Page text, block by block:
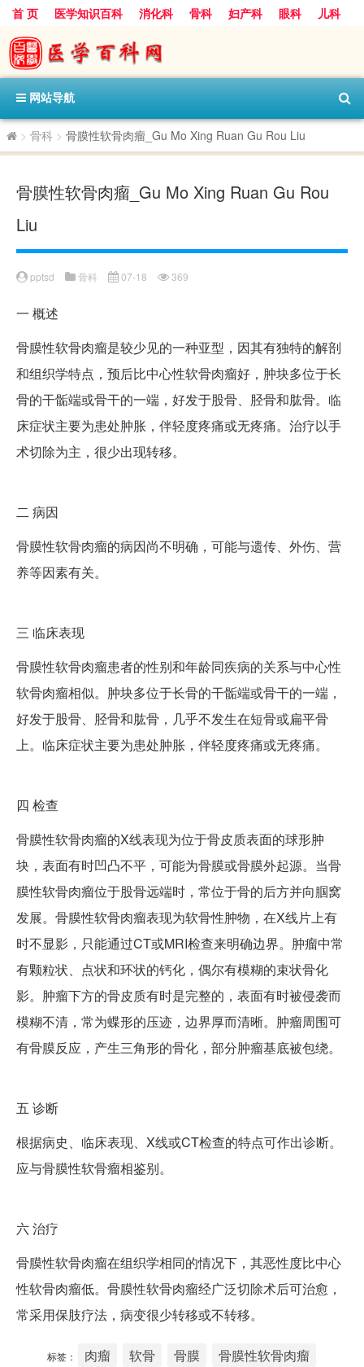
首 页 医学知识百科 消化科 骨科 妇产科 眼科
儿科
心血管病科
呼吸科 神经科
内分泌科
口腔科
网站导航
> 骨科 > 骨膜性软骨肉瘤_Gu Mo Xing Ruan Gu Rou Liu
骨膜性软骨肉瘤_Gu Mo Xing Ruan Gu Rou
Liu
pptsd 骨科 07-18 369
一 概述
骨膜性软骨肉瘤是较少见的一种亚型，因其有独特的解剖
和组织学特点，预后比中心性软骨肉瘤好，肿块多位于长
骨的干骺端或骨干的一端，好发于股骨、胫骨和肱骨。临
床症状主要为患处肿胀，伴轻度疼痛或无疼痛。治疗以手
术切除为主，很少出现转移。
二 病因
骨膜性软骨肉瘤的病因尚不明确，可能与遗传、外伤、营
养等因素有关。
三 临床表现
骨膜性软骨肉瘤患者的性别和年龄同疾病的关系与中心性
软骨肉瘤相似。肿块多位于长骨的干骺端或骨干的一端，
好发于股骨、胫骨和肱骨，几乎不发生在短骨或扁平骨
上。临床症状主要为患处肿胀，伴轻度疼痛或无疼痛。
四 检查
骨膜性软骨肉瘤的X线表现为位于骨皮质表面的球形肿
块，表面有时凹凸不平，可能为骨膜或骨膜外起源。当骨
膜性软骨肉瘤位于股骨远端时，常位于骨的后方并向腘窝
发展。骨膜性软骨肉瘤表现为软骨性肿物，在X线片上有
时不显影，只能通过CT或MRI检查来明确边界。肿瘤中常
有颗粒状、点状和环状的钙化，偶尔有模糊的束状骨化
影。肿瘤下方的骨皮质有时是完整的，表面有时被侵袭而
模糊不清，常为蝶形的压迹，边界厚而清晰。肿瘤周围可
有骨膜反应，产生三角形的骨化，部分肿瘤基底被包绕。
五 诊断
根据病史、临床表现、X线或CT检查的特点可作出诊断。
应与骨膜性软骨瘤相鉴别。
六治疗
骨膜性软骨肉瘤在组织学相同的情况下，其恶性度比中心
性软骨肉瘤低。骨膜性软骨肉瘤经广泛切除术后可治愈，
常采用保肢疗法，病变很少转移或不转移。
标签： 肉瘤 软骨 骨膜 骨膜性软骨肉瘤